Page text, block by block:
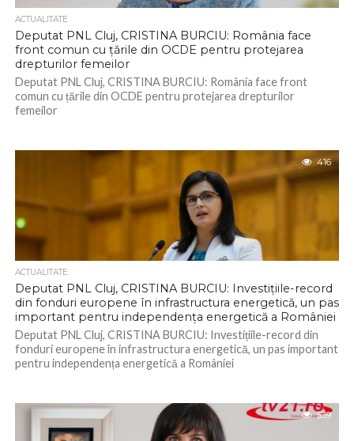
ACTUALITATE
Deputat PNL Cluj, CRISTINA BURCIU: România face
front comun cu țările din OCDE pentru protejarea
drepturilor femeilor
Deputat PNL Cluj, CRISTINA BURCIU: România face front
comun cu țările din OCDE pentru protejarea drepturilor
femeilor
416
ACTUALITATE
Deputat PNL Cluj, CRISTINA BURCIU: Investițiile-record
din fonduri europene în infrastructura energetică, un pas
important pentru independența energetică a României
Deputat PNL Cluj, CRISTINA BURCIU: Investițiile-record din
fonduri europene în infrastructura energetică, un pas important
pentru independența energetică a României
539